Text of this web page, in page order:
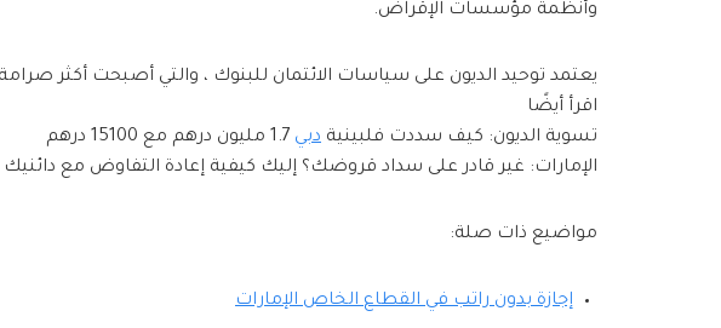
وأنظمة مؤسسات الإقراض.
يعتمد توحيد الديون على سياسات الائتمان للبنوك ، والتي أصبحت أكثر
اقرأ أيضًا
تسوية الديون: كيف سددت فلبينية دبي
الإمارات: غير قادر على سداد قروضك؟ إليك كيفية إعادة التفاوض مع
مواضيع ذات صلة:
إجازة بدون راتب في القطاع الخاص الإمارات